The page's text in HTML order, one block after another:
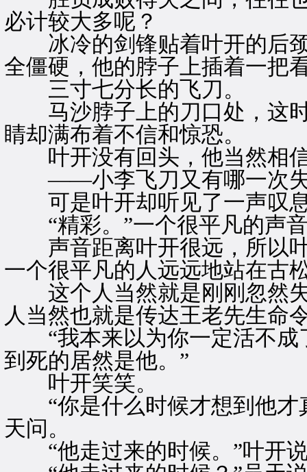
必计较大多呢？
冰冷的剑锋贴着叶开的后颈
全僵硬，他的脖子上插着一把
三寸七分长的飞刀。
马沙脖子上的刀口处，这时
睛却满布着不信和惊恐。
叶开没有回头，他当然相信
——小李飞刀又有哪一次失
可是叶开却听见了一声叹
“精彩。”一个很平凡的声音
声音距离叶开很远，所以叶
一个很平凡的人远远地站在古
这个人当然就是刚刚忽然失
人当然也就是传达王老先生命
“我本来以为你一定活不成
到死的居然是他。”
叶开笑笑。
“你是什么时候才想到他才
天问。
“他走过来的时候。”叶开